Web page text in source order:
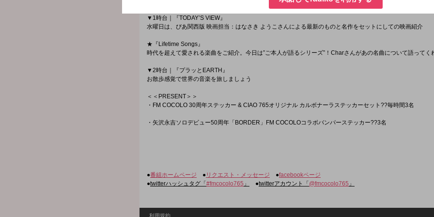
▼1時台｜『TODAY’S VIEW』
水曜日は、ぴあ関西版 映画担当：はなさき ようこさんによる最新のものと名作をセットにしての映画紹介
★『Lifetime Songs』
時代を超えて愛される楽曲をご紹介。今日は”ご本人が語るシリーズ”！Charさんがあの名曲について語ってく
▼2時台｜『プラッとEARTH』
お散歩感覚で世界の音楽を旅しましょう
＜＜PRESENT＞＞
・FM COCOLO 30周年ステッカー & CIAO 765オリジナル カルボナーラステッカーセット??毎時間3名
・矢沢永吉ソロデビュー50周年「BORDER」FM COCOLOコラボバンパーステッカー??3名
●番組ホームページ ● リクエスト・メッセージ ●facebookページ
●twitterハッシュタグ「 #fmcocolo765 」 ●twitterアカウント「 @fmcocolo765 」
利用規約